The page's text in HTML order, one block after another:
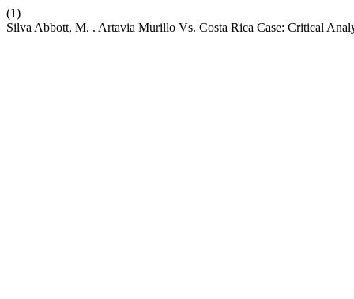
(1)
Silva Abbott, M. . Artavia Murillo Vs. Costa Rica Case: Critical